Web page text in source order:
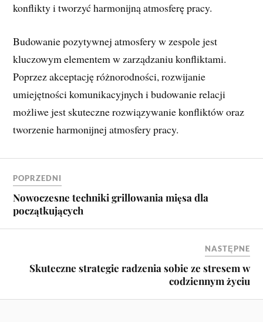
konflikty i tworzyć harmonijną atmosferę pracy.
Budowanie pozytywnej atmosfery w zespole jest
kluczowym elementem w zarządzaniu konfliktami.
Poprzez akceptację różnorodności, rozwijanie
umiejętności komunikacyjnych i budowanie relacji
możliwe jest skuteczne rozwiązywanie konfliktów oraz
tworzenie harmonijnej atmosfery pracy.
POPRZEDNI
Nowoczesne techniki grillowania mięsa dla
początkujących
NASTĘPNE
Skuteczne strategie radzenia sobie ze stresem w
codziennym życiu